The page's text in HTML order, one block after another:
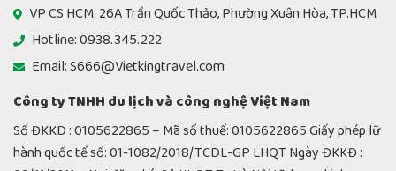
VP CS HCM: 26A Trần Quốc Thảo, Phường Xuân Hòa, TP.HCM
Hotline: 0938.345.222
Email: S666@Vietkingtravel.com
Công ty TNHH du lịch và công nghệ Việt Nam
Số ĐKKD : 0105622865 – Mã số thuế: 0105622865 Giấy phép lữ
hành quốc tế số: 01-1082/2018/TCDL-GP LHQT Ngày ĐKKĐ :